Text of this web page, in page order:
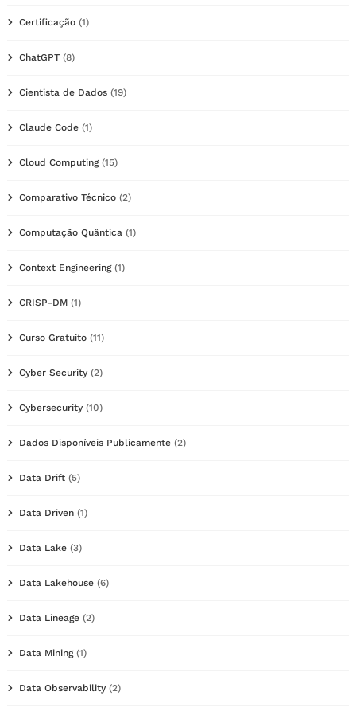
Certificação (1)
ChatGPT (8)
Cientista de Dados (19)
Claude Code (1)
Cloud Computing(15)
Comparativo Técnico (2)
Computação Quântica (1)
Context Engineering(1)
CRISP-DM (1)
Curso Gratuito (11)
Cyber Security (2)
Cybersecurity (10)
Dados Disponíveis Publicamente (2)
Data Drift (5)
Data Driven (1)
Data Lake (3)
Data Lakehouse (6)
Data Lineage (2)
Data Mining(1)
Data Observability (2)